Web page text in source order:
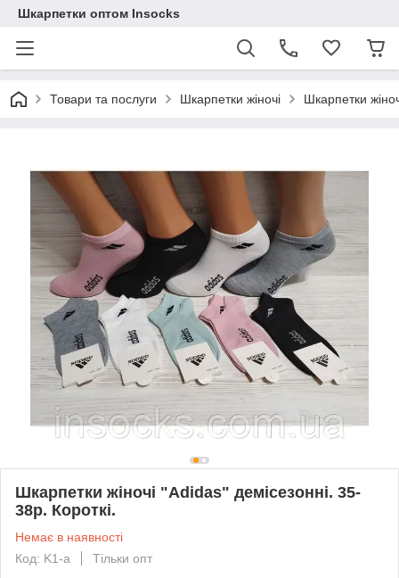
Шкарпетки оптом Insocks
Товари та послуги Шкарпетки жіночі Шкарпетки
Шкарпетки жіночі "Adidas" демісезонні. 35-
38р. Короткі.
Немає в наявності
Код: K1-a
Тільки опт